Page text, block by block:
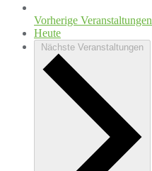
Vorherige Veranstaltungen
Heute
Nächste Veranstaltungen